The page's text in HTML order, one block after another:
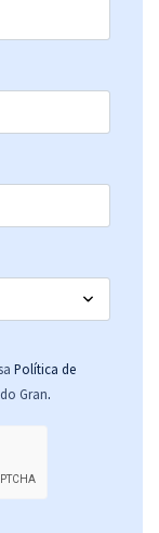
Política de
Gran.